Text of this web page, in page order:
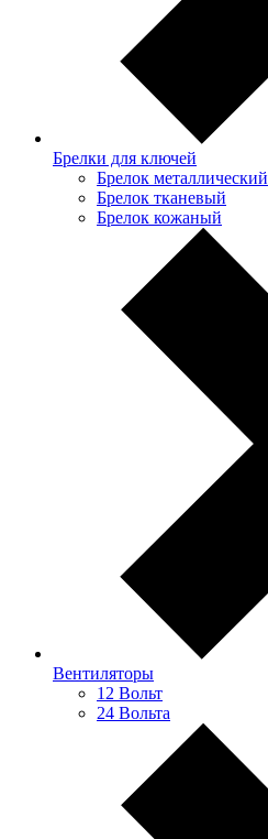
Брелки для ключей
Брелок металлический
Брелок тканевый
Брелок кожаный
Вентиляторы
12 Вольт
24 Вольта